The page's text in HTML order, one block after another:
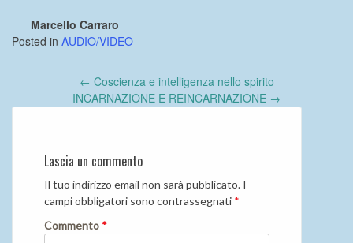
Marcello Carraro
Posted in AUDIO/VIDEO
← Coscienza e intelligenza nello spirito
INCARNAZIONE E REINCARNAZIONE →
Lascia un commento
Il tuo indirizzo email non sarà pubblicato. I
campi obbligatori sono contrassegnati *
Commento *